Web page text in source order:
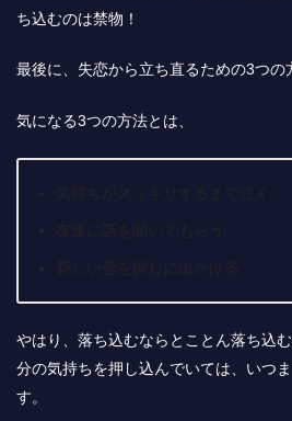
ち込むのは禁物！
最後に、失恋から立ち直るための3つの
気になる3つの方法とは、
やはり、落ち込むならとことん落ち込
分の気持ちを押し込んでいては、いつ
す。